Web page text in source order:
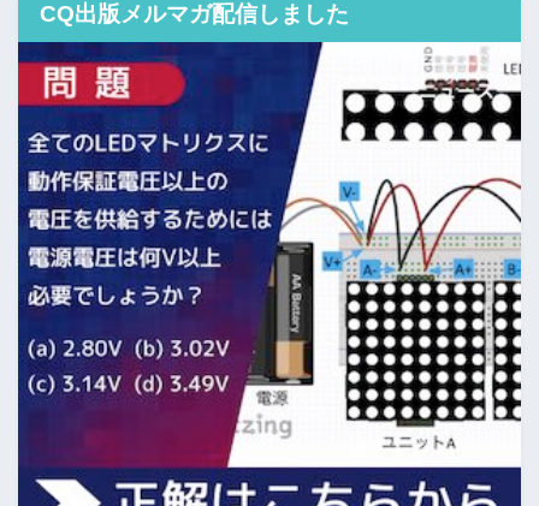
CQ出版メルマガ配信しました